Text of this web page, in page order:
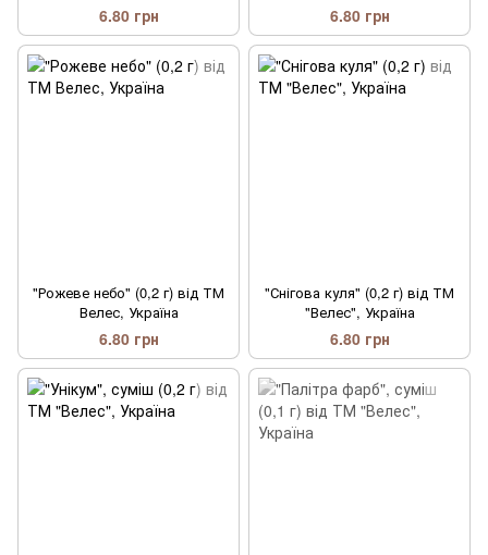
6.80 грн 6.80 грн
"Рожеве небо" (0,2 г) від ТМ
Велес, Україна
6.80 грн
"Снігова куля" (0,2 г) від ТМ
"Велес", Україна
6.80 грн